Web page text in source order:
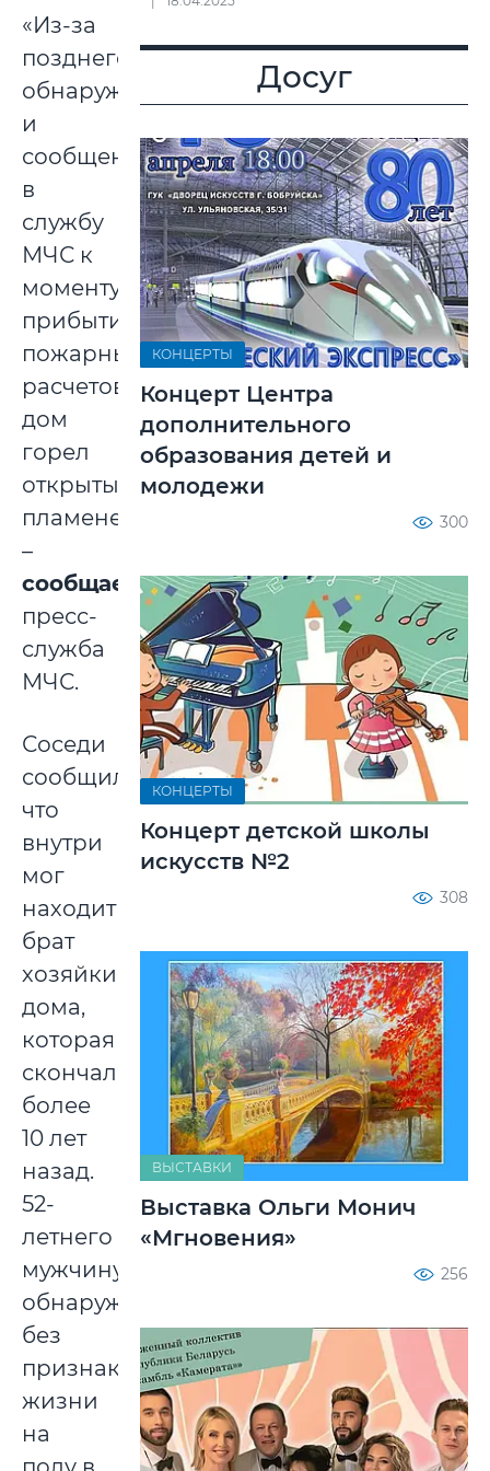
«Из-за
позднего
обнаружения
и
сообщения
в
службу
МЧС к
моменту
прибытия
пожарных
расчетов
дом
горел
открытым
пламенем»,
–
сообщает
пресс-
служба
МЧС.
Соседи
сообщили,
что
внутри
мог
находиться
брат
хозяйки
дома,
которая
скончалась
более
10 лет
назад.
52-
летнего
мужчину
обнаружили
без
признаков
жизни
на
Досуг
КОНЦЕРТЫ
Концерт Центра
дополнительного
образования детей и
молодежи
300
КОНЦЕРТЫ
Концерт детской школы
искусств №2
308
ВЫСТАВКИ
Выставка Ольги Монич
«Мгновения»
256